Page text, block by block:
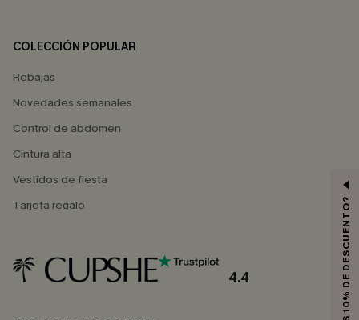
COLECCIÓN POPULAR
Rebajas
Novedades semanales
Control de abdomen
Cintura alta
Vestidos de fiesta
Tarjeta regalo
4.4 ¿QUIERES 10% DE DESCUENTO?